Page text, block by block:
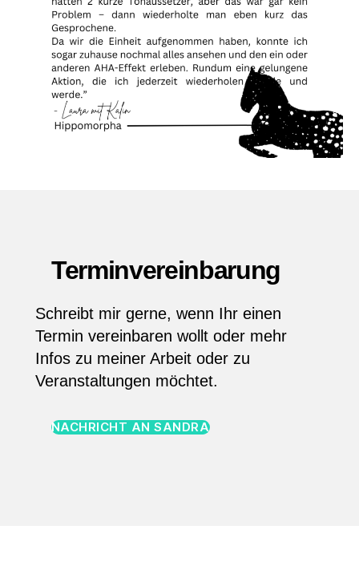
Terminvereinbarung
Schreibt mir gerne, wenn Ihr einen
Termin vereinbaren wollt oder mehr
Infos zu meiner Arbeit oder zu
Veranstaltungen möchtet.
NACHRICHT AN SANDRA